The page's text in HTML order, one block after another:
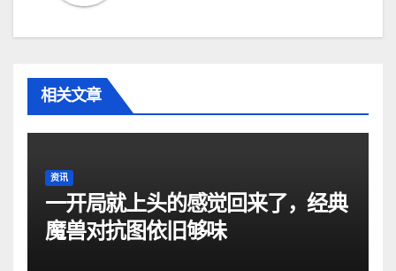
相关文章
资讯
一开局就上头的感觉回来了，经典
魔兽对抗图依旧够味